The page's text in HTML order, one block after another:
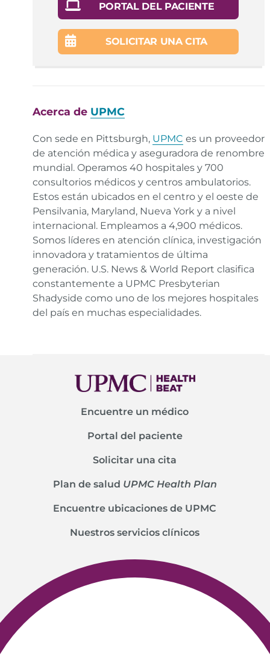
PORTAL DEL PACIENTE
SOLICITAR UNA CITA
Acerca de UPMC
Con sede en Pittsburgh, UPMC es un proveedor
de atención médica y aseguradora de renombre
mundial. Operamos 40 hospitales y 700
consultorios médicos y centros ambulatorios.
Estos están ubicados en el centro y el oeste de
Pensilvania, Maryland, Nueva York y a nivel
internacional. Empleamos a 4,900 médicos.
Somos líderes en atención clínica, investigación
innovadora y tratamientos de última
generación. U.S. News & World Report clasifica
constantemente a UPMC Presbyterian
Shadyside como uno de los mejores hospitales
del país en muchas especialidades.
Encuentre un médico
Portal del paciente
Solicitar una cita
Plan de salud UPMC Health Plan
Encuentre ubicaciones de UPMC
Nuestros servicios clínicos